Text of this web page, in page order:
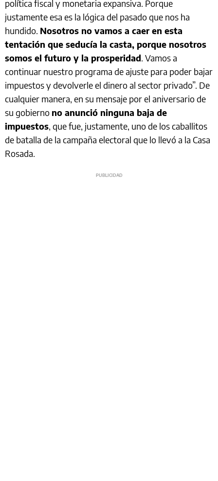
política fiscal y monetaria expansiva. Porque
justamente esa es la lógica del pasado que nos ha
hundido. Nosotros no vamos a caer en esta
tentación que seducía la casta, porque nosotros
somos el futuro y la prosperidad. Vamos a
continuar nuestro programa de ajuste para poder bajar
impuestos y devolverle el dinero al sector privado”. De
cualquier manera, en su mensaje por el aniversario de
su gobierno no anunció ninguna baja de
impuestos, que fue, justamente, uno de los caballitos
de batalla de la campaña electoral que lo llevó a la Casa
Rosada.